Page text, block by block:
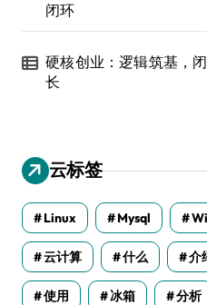
闭环
硬核创业：逻辑筑基，
长
云标签
Linux Mysql
云计算 什么 介
使用 冰箱 分析